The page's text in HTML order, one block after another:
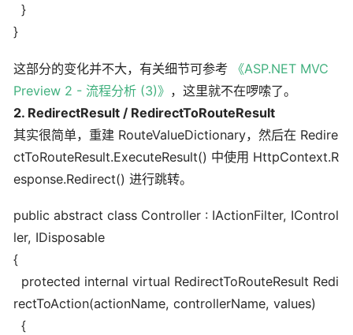
}
}
这部分的变化并不大，有关细节可参考
《ASP.NET MVC
Preview 2 - 流程分析 (3)》 ，这里就不在啰嗦了。
2. RedirectResult / RedirectToRouteResult
其实很简单，重建 RouteValueDictionary，然后在 Redire
ctToRouteResult.ExecuteResult() 中使用 HttpContext.R
esponse.Redirect() 进行跳转。
public abstract class Controller : IActionFilter, IControl
ler, IDisposable
{
protected internal virtual RedirectToRouteResult Redi
rectToAction(actionName, controllerName, values)
{